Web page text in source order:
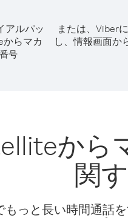
アルパッ
らマカ
号
または、Viber
し、情報画面か
から
関
っと長い時間通話